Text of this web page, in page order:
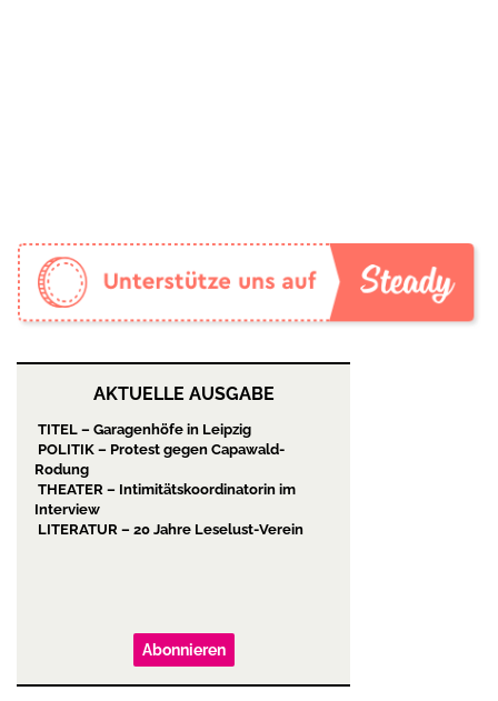
AKTUELLE AUSGABE
TITEL – Garagenhöfe in Leipzig
POLITIK – Protest gegen Capawald-
Rodung
THEATER – Intimitätskoordinatorin im
Interview
LITERATUR – 20 Jahre Leselust-Verein
Abonnieren